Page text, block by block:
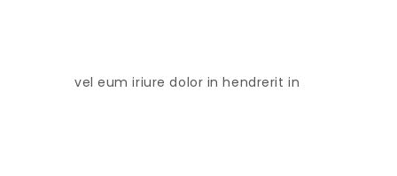
vel eum iriure dolor in hendrerit in